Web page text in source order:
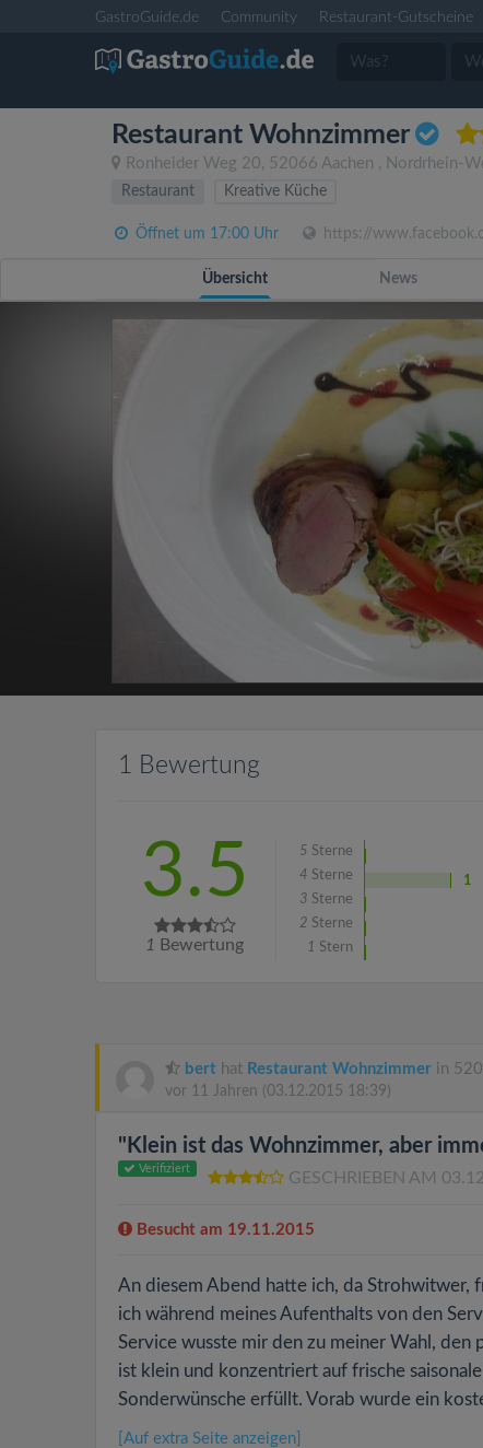
GastroGuide.de Community Restaurant-Gutscheine
Restaurant Wohnzimmer
Ronheider Weg 20, 52066 Aachen , Nordrhein-
Restaurant Kreative Küche
Öffnet um 17:00 Uhr https://
Übersicht News
1 Bewertung
3.5
1 Bewertung
5 Sterne
4 Sterne
1
3 Sterne
2 Sterne
1 Stern
bert hat Restaurant Wohnzimmer in
vor 11 Jahren (03.12.2015 18:39)
"Klein ist das Wohnzimmer, aber
Verifiziert
GESCHRIEBEN AM
Besucht am 19.11.2015
An diesem Abend hatte ich, da Strohwitwer,
ich während meines Aufenthalts von den
Service wusste mir den zu meiner Wahl,
ist klein und konzentriert auf frische
Sonderwünsche erfüllt. Vorab wurde ein
[Auf extra Seite anzeigen]